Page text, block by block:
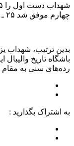
چهارم موفق شد ۲۵ ـ ۱۸، ۲۵ ـ ۲۲ و ۲۵ ـ ۱۴ بر حریف فائق آید.
بدین ترتیب، شهداب
باشگاه تاریخ
رده‌های سنی به
به اشتراک بگذارید :